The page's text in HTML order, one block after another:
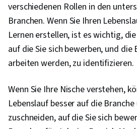
verschiedenen Rollen in den
Branchen. Wenn Sie Ihren
Lernen erstellen, ist es wichtig,
auf die Sie sich bewerben, und die
arbeiten werden, zu identifizieren.
Wenn Sie Ihre Nische verstehen,
Lebenslauf besser auf die
zuschneiden, auf die Sie sich